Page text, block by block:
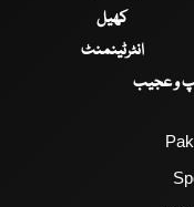
کھیل
انٹرٹینمنٹ
و عجیب